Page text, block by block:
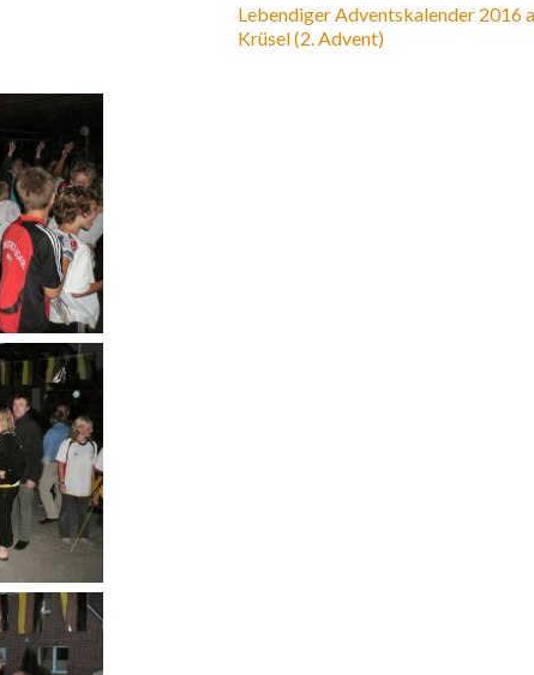
Lebendiger Adventskalender 2016
Krüsel (2. Advent)